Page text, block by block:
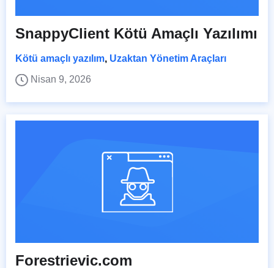
SnappyClient Kötü Amaçlı Yazılımı
Kötü amaçlı yazılım, Uzaktan Yönetim Araçları
Nisan 9, 2026
Forestrievic.com